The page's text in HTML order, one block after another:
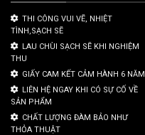
THI CÔNG VUI VẼ, NHIỆT
TÌNH,SẠCH SẼ
LAU CHÙI SẠCH SẼ KHI NGHIỆM
THU
GIẤY CAM KẾT CẢM HÀNH 6 NĂM
LIÊN HỆ NGAY KHI CÓ SỰ CỐ VỀ
SẢN PHẨM
CHẤT LƯỢNG ĐÀM BẢO NHƯ
THỎA THUẬT